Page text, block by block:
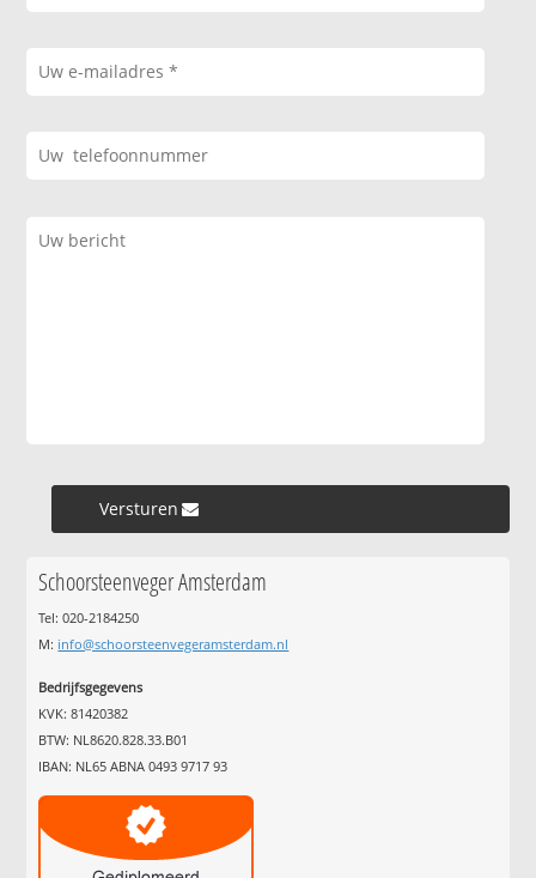
Versturen »
Schoorsteenveger Amsterdam
Tel: 020-2184250
M: info@schoorsteenvegeramsterdam.nl
Bedrijfsgegevens
KVK: 81420382
BTW: NL8620.828.33.B01
IBAN: NL65 ABNA 0493 9717 93